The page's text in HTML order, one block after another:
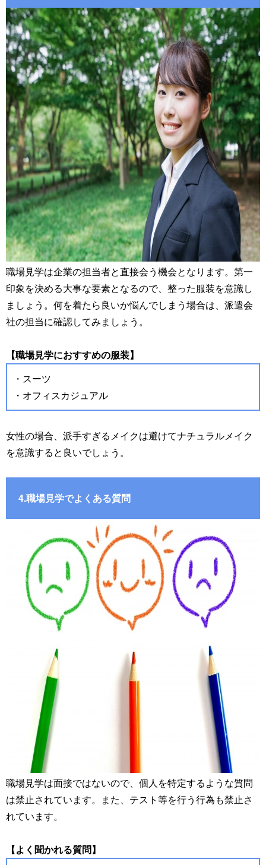
職場見学は企業の担当者と直接会う機会となります。第一
印象を決める大事な要素となるので、整った服装を意識し
ましょう。何を着たら良いか悩んでしまう場合は、派遣会
社の担当に確認してみましょう。
【職場見学におすすめの服装】
・スーツ
・オフィスカジュアル
女性の場合、派手すぎるメイクは避けてナチュラルメイク
を意識すると良いでしょう。
4.職場見学でよくある質問
職場見学は面接ではないので、個人を特定するような質問
は禁止されています。また、テスト等を行う行為も禁止さ
れています。
【よく聞かれる質問】